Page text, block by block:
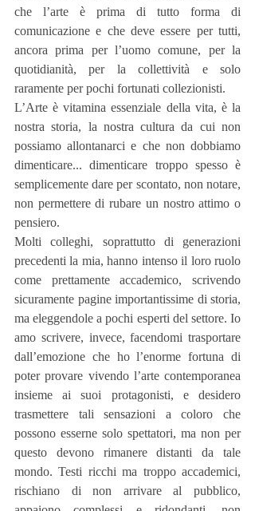
che l’arte è prima di tutto forma di
comunicazione e che deve essere per tutti,
ancora prima per l’uomo comune, per la
quotidianità, per la collettività e solo
raramente per pochi fortunati collezionisti.
L’Arte è vitamina essenziale della vita, è la
nostra storia, la nostra cultura da cui non
possiamo allontanarci e che non dobbiamo
dimenticare... dimenticare troppo spesso è
semplicemente dare per scontato, non notare,
non permettere di rubare un nostro attimo o
pensiero.
Molti colleghi, soprattutto di generazioni
precedenti la mia, hanno intenso il loro ruolo
come prettamente accademico, scrivendo
sicuramente pagine importantissime di storia,
ma eleggendole a pochi esperti del settore. Io
amo scrivere, invece, facendomi trasportare
dall’emozione che ho l’enorme fortuna di
poter provare vivendo l’arte contemporanea
insieme ai suoi protagonisti, e desidero
trasmettere tali sensazioni a coloro che
possono esserne solo spettatori, ma non per
questo devono rimanere distanti da tale
mondo. Testi ricchi ma troppo accademici,
rischiano di non arrivare al pubblico,